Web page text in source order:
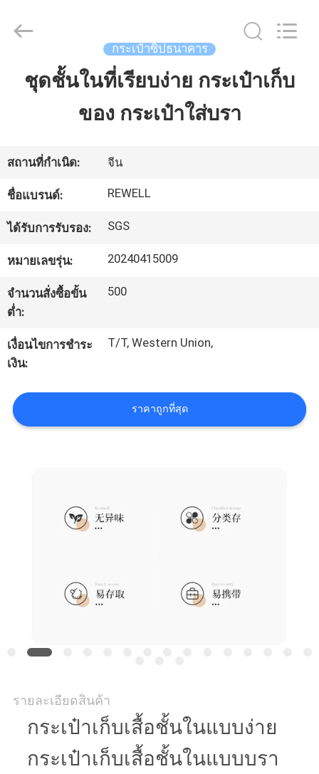
บ้าน
เกี่ยว
กับ
เรา
ทัวร์
โรงงาน
ควบคุม
คุณภาพ
เว็บไซต์
POLICY
Industrial
Group
Reserved.
Developed
กระเป๋าซิปธนาคาร
ชุดชั้นในที่เรียบง่าย กระเป๋าเก็บ
ของ กระเป๋าใส่บรา
สถานที่กำเนิด: จีน
ชื่อแบรนด์: REWELL
ได้รับการรับรอง: SGS
หมายเลขรุ่น: 20240415009
จำนวนสั่งซื้อขั้น
ต่ำ:
500
เงื่อนไขการชำระ
เงิน:
T/T, Western Union,
ราคาถูกที่สุด
รายละเอียดสินค้า
กระเป๋าเก็บเสื้อชั้นในแบบง่าย
กระเป๋าเก็บเสื้อชั้นในแบบบรา